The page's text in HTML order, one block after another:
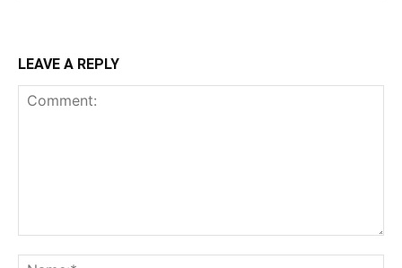
LEAVE A REPLY